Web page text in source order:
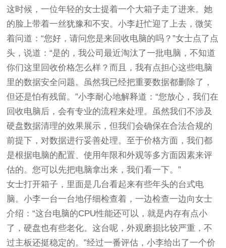
这时候，一位年轻的女士提着一个大箱子走了进来。她
的脸上带着一丝犹豫和不安。小李赶忙迎了上去，微笑
着问道：“您好，请问您是来回收电脑的吗？”女士点了点
头，说道：“是的，我公司最近淘汰了一批电脑，不知道
你们这里回收价格怎么样？而且，我有点担心这些电脑
里的数据安全问题。虽然我已经把重要数据都删除了，
但还是怕有残留。”小李耐心地解释道：“您放心，我们在
回收电脑后，会有专业的流程来处理。虽然我们不涉及
硬盘数据清理的效果展示，但我们会确保在合法合规的
前提下，对数据进行妥善处理。至于价格方面，我们都
是根据电脑的配置、使用年限和外观等多方面因素来评
估的。您可以先把电脑拿出来，我们看一下。”
女士打开箱子，里面是几台看起来有些年头的台式电
脑。小李一台一台地仔细检查着，一边检查一边向女士
介绍：“这台电脑的CPU性能还可以，就是内存有点小
了，硬盘也有些老化。这台呢，外观磨损比较严重，不
过主板还挺稳定的。”经过一番评估，小李给出了一个价